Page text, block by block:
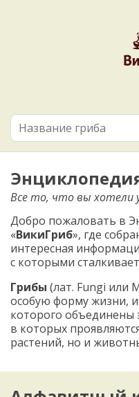
Все то, что вы хотели
Добро пожаловать в
«ВикиГриб», где
интересная
с которыми
Грибы (лат. Fungi или
особую форму жизни,
которого объединены
в которых
растений, но и